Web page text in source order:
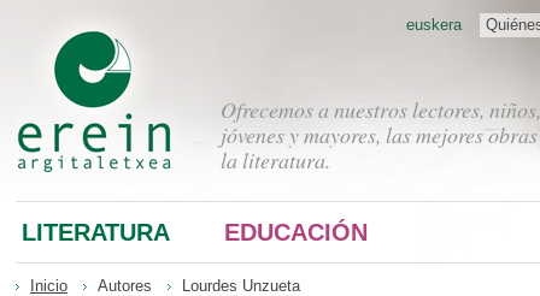
Ofrecemos a nuestros lectores, niños,
jóvenes y mayores, las mejores
la literatura.
euskera
LITERATURA EDUCACIÓN
Inicio Autores Lourdes Unzueta